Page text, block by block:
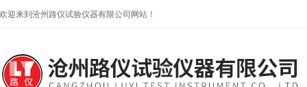
欢迎来到沧州路仪试验仪器有限公司网站！